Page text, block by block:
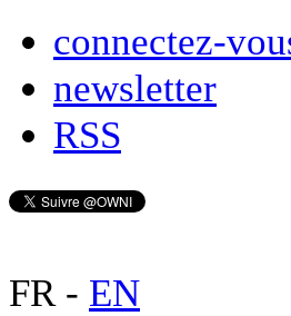
connectez-
newsletter
RSS
FR- EN